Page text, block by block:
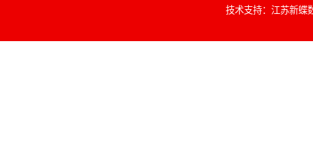
技术支持：江苏新